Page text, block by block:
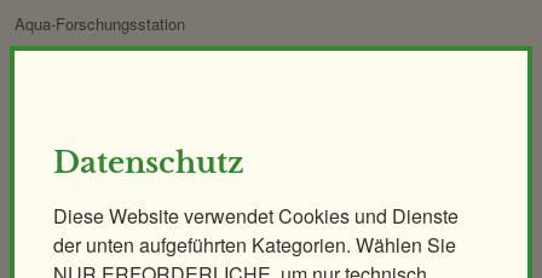
Datenschutz
Diese Website verwendet Cookies und Dienste
der unten aufgeführten Kategorien. Wählen Sie
Aqua-Forschungsstation
Demenzfreundlicher Rundgang
Tiere & Kulinarik
Exklusives Morgenerlebnis
Zoo für Kinder
Geburtstagspartys